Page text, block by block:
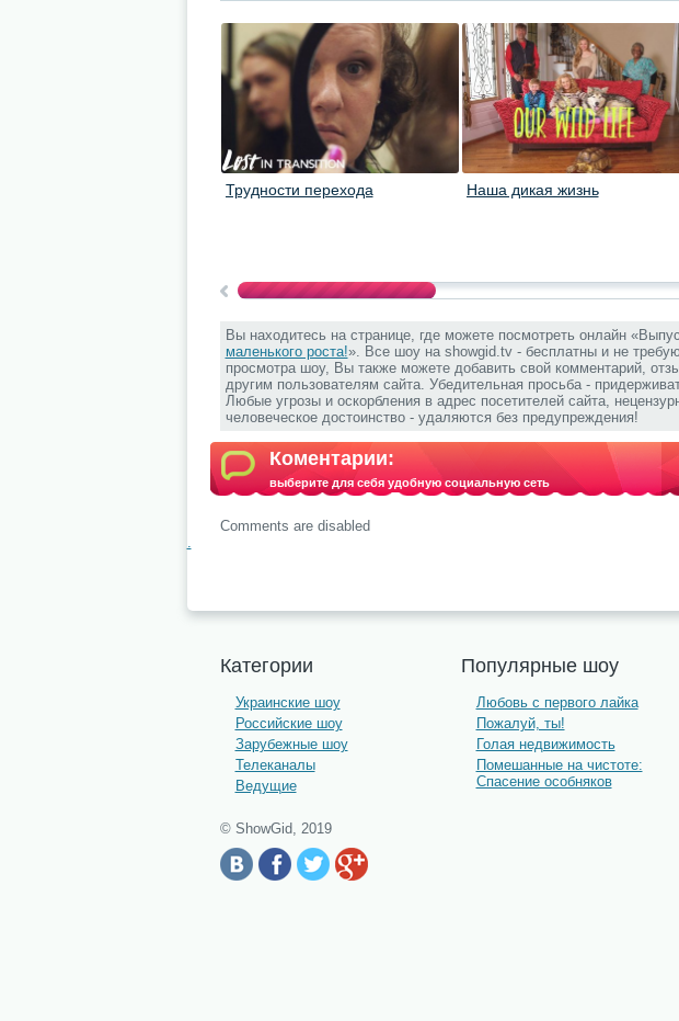
Трудности перехода Наша дикая жизнь
Вы находитесь на странице, где можете посмотреть онлайн
маленького роста!». Все шоу на showgid.tv - бесплатны и не
просмотра шоу, Вы также можете добавить свой комментарий,
другим пользователям сайта. Убедительная просьба -
Любые угрозы и оскорбления в адрес посетителей сайта,
человеческое достоинство - удаляются без предупреждения!
Коментарии:
выберите для себя удобную социальную сеть
Comments are disabled
.
Категории
Украинские шоу
Российские шоу
Зарубежные шоу
Телеканалы
Ведущие
Популярные шоу
Любовь с первого лайка
Пожалуй, ты!
Голая недвижимость
Помешанные на чистоте:
Спасение особняков
© ShowGid, 2019